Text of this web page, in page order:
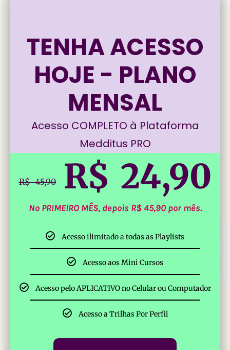
TENHA ACESSO
HOJE - PLANO
MENSAL
Acesso COMPLETO à Plataforma
Medditus PRO
R$ 45,90 R$ 24,90
No PRIMEIRO MÊS, depois R$ 45,90 por mês.
Acesso ilimitado a todas as Playlists
Acesso aos Mini Cursos
Acesso pelo APLICATIVO no Celular ou Computador
Acesso a Trilhas Por Perfil